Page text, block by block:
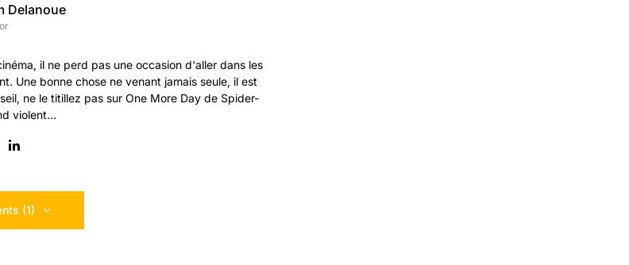
Delanoue
il ne perd pas une occasion d'aller dans les
Une bonne chose ne venant jamais seule, il est
ne le titillez pas sur One More Day de Spider-
violent...
(1)